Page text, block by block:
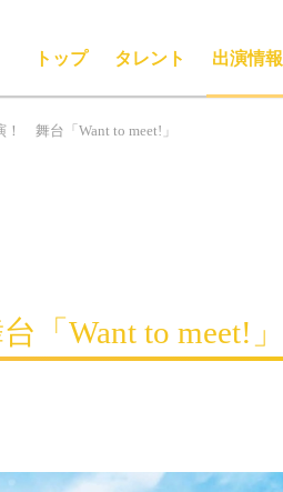
トップ タレント 出演情報
舞台「Want to meet!」
Want to meet!」